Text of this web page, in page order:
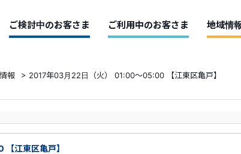
ご検討中のお客さま ご利用中のお客さま 地域情
報 > 2017年03月22日（火） 01:00～05:00 【江東区亀戸】
江東区亀戸】